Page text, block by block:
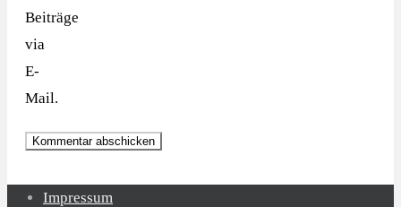
Beiträge
via
E-
Mail.
Impressum